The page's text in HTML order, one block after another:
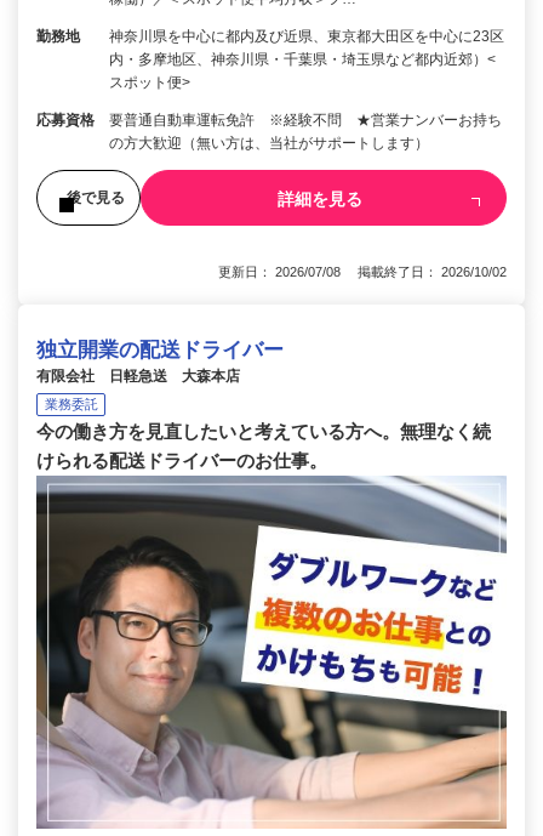
勤務地
神奈川県を中心に都内及び近県、東京都大田区を中心に23区
内・多摩地区、神奈川県・千葉県・埼玉県など都内近郊）<
スポット便>
応募資格
要普通自動車運転免許 ※経験不問 ★営業ナンバーお持ち
の方大歓迎（無い方は、当社がサポートします）
後で見る 詳細を見る
更新日： 2026/07/08 掲載終了日： 2026/10/02
独立開業の配送ドライバー
有限会社 日軽急送 大森本店
業務委託
今の働き方を見直したいと考えている方へ。無理なく続
けられる配送ドライバーのお仕事。